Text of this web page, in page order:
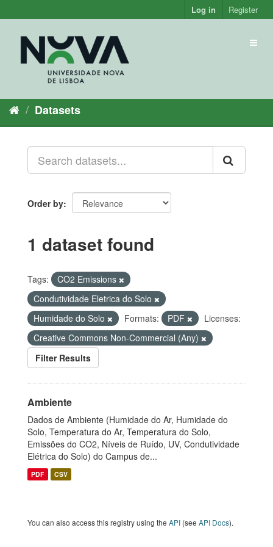
to
Log in Register
Datasets
Order by
1 dataset found
Tags:
CO2 Emissions
Condutividade Eletrica do Solo
Humidade do Solo
Formats: PDF
Licenses:
Creative Commons Non-Commercial (Any)
Filter Results
Ambiente
Dados de Ambiente (Humidade do Ar, Humidade do
Solo, Temperatura do Ar, Temperatura do Solo,
Emissões do CO2, Níveis de Ruído, UV, Condutividade
Elétrica do Solo) do Campus de...
PDF CSV
You can also access this registry using the API (see API Docs).